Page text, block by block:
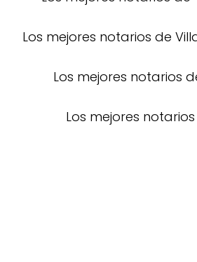
Los mejores notarios de
Los mejores notarios
Los mejores